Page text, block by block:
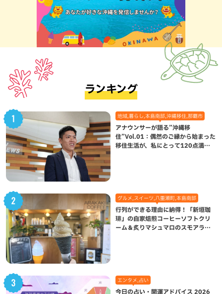
ランキング
地域,暮らし,本島南部,沖縄移住,那覇市
アナウンサーが語る”沖縄移
住”Vol.01：偶然のご縁から始まった
移住生活が、私にとって120点満点
グルメ,スイーツ,八重瀬町,本島南部
行列ができる理由に納得！「新垣珈
琲」の自家焙煎コーヒーソフトクリ
ーム＆炙りマシュマロのスモアラテ
エンタメ,占い
今日の占い・開運アドバイス 2026